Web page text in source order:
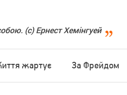
(с) Ернест Хемінгуей
жартує За Фрейдом